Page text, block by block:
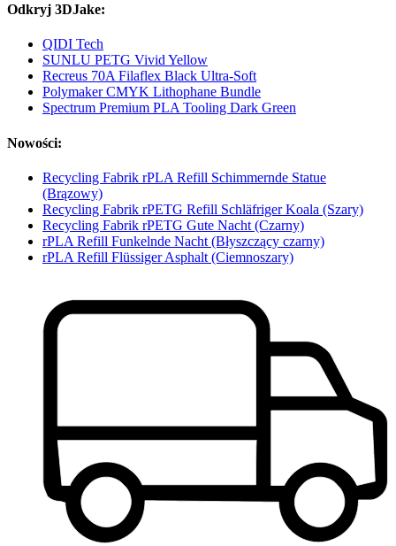
Odkryj 3DJake:
QIDI Tech
SUNLU PETG Vivid Yellow
Recreus 70A Filaflex Black Ultra-Soft
Polymaker CMYK Lithophane Bundle
Spectrum Premium PLA Tooling Dark Green
Nowości:
Recycling Fabrik rPLA Refill Schimmernde Statue
(Brązowy)
Recycling Fabrik rPETG Refill Schläfriger Koala (Szary)
Recycling Fabrik rPETG Gute Nacht (Czarny)
rPLA Refill Funkelnde Nacht (Błyszczący czarny)
rPLA Refill Flüssiger Asphalt (Ciemnoszary)